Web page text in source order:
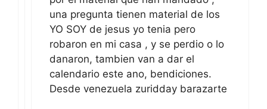
una pregunta tienen material de los
YO SOY de jesus yo tenia pero
robaron en mi casa , y se perdio o lo
danaron, tambien van a dar el
calendario este ano, bendiciones.
Desde venezuela zuridday barazarte